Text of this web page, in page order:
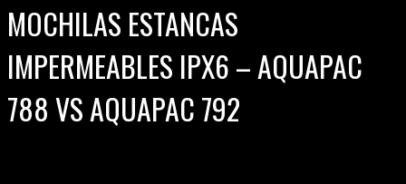
MOCHILAS ESTANCAS
IMPERMEABLES IPX6 – AQUAPAC
788 VS AQUAPAC 792